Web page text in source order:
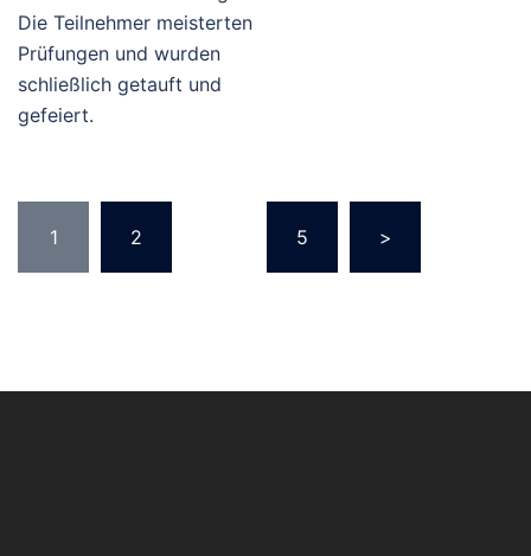
Die Teilnehmer meisterten
Prüfungen und wurden
schließlich getauft und
gefeiert.
der
Beiträge
1 2 5 >